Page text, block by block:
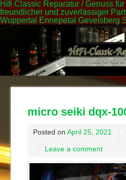
Hifi Classic Reparatur / Genuss
freundlicher und zuverlässiger
Wuppertal Ennepetal Gevelsberg
micro seiki dqx-
Posted on April 25, 2021
Leave a comment